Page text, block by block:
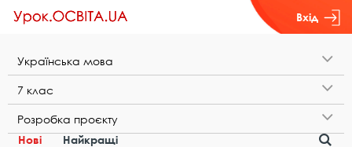
Вхід
У​к​р​а​ї​н​с​ь​к​а​ ​м​о​в​а
7​ ​к​л​а​с
Р​о​з​р​о​б​к​а​ ​п​р​о​є​к​т​у
Нові
Найкращі